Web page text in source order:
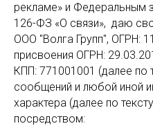
рекламе» и Федеральным
126-ФЗ «О связи», даю
ООО "Волга Групп", ОГРН:
присвоения ОГРН:
КПП: 771001001 (далее по
сообщений и любой иной
характера (далее по
посредством: